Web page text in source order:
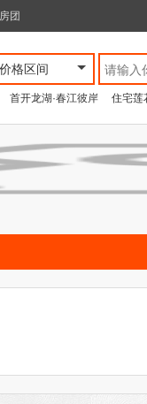
团
价格区间
首开龙湖·春江彼岸 住宅莲